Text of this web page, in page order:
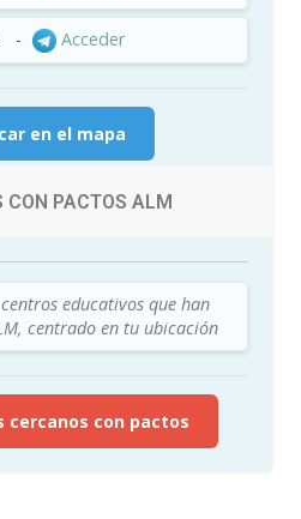
- Acceder
en el mapa
CON PACTOS ALM
educativos que han
centrado en tu ubicación
con pactos